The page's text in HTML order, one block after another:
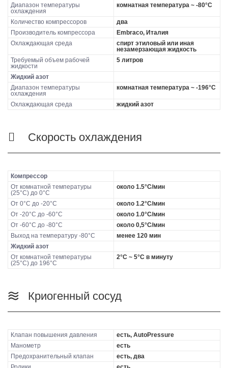
Диапазон температуры
охлаждения
комнатная температура ~ -80°C
Количество компрессоров
два
Производитель компрессора
Embraco, Италия
Охлаждающая среда
спирт этиловый или иная
незамерзающая жидкость
Требуемый объем рабочей
жидкости
5 литров
Жидкий азот
Диапазон температуры
охлаждения
комнатная температура ~ -196°C
Охлаждающая среда жидкий азот
Скорость охлаждения
Компрессор
От комнатной температуры
(25°C) до 0°C
около 1.5°C/мин
От 0°C до -20°C
около 1.2°C/мин
От -20°C до -60°C
около 1.0°C/мин
От -60°C до -80°C
около 0,5°C/мин
Выход на температуру -80°C
менее 120 мин
Жидкий азот
От комнатной температуры
(25°C) до 196°C
2°C ~ 5°C в минуту
Криогенный сосуд
Клапан повышения давления
есть, AutoPressure
Манометр
есть
Предохранительный клапан
есть, два